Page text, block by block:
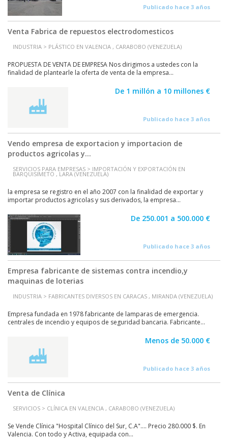
Publicado hace 3 años
Venta Fabrica de repuestos electrodomesticos
INDUSTRIA > PLÁSTICO EN VALENCIA , CARABOBO (VENEZUELA)
PROPUESTA DE VENTA DE EMPRESA Nos dirigimos a ustedes con la
finalidad de plantearle la oferta de venta de la empresa...
De 1 millón a 10 millones €
Publicado hace 3 años
Vendo empresa de exportacion y importacion de
productos agricolas y...
SERVICIOS PARA EMPRESAS > IMPORTACIÓN Y EXPORTACIÓN EN
BARQUISIMETO , LARA (VENEZUELA)
la empresa se registro en el año 2007 con la finalidad de exportar y
importar productos agricolas y sus derivados, la empresa...
De 250.001 a 500.000 €
Publicado hace 3 años
Empresa fabricante de sistemas contra incendio,y
maquinas de loterias
INDUSTRIA > FABRICANTES DIVERSOS EN CARACAS , MIRANDA (VENEZUELA)
Empresa fundada en 1978 fabricante de lamparas de emergencia.
centrales de incendio y equipos de seguridad bancaria. Fabricante...
Menos de 50.000 €
Publicado hace 3 años
Venta de Clínica
SERVICIOS > CLÍNICA EN VALENCIA , CARABOBO (VENEZUELA)
Se Vende Clínica "Hospital Clínico del Sur, C.A".... Precio 280.000 $. En
Valencia. Con todo y Activa, equipada con...